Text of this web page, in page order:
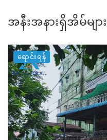
အနီးအနားရှိအိမ်များ
ရောင်းရန်